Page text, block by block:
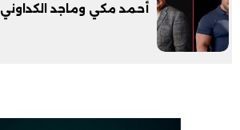
أحمد مكي وماجد الكداوني